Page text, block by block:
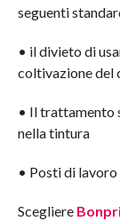
seguenti
• il divieto di
coltivazione del
• Il trattamento
nella tintura
• Posti di
Scegliere